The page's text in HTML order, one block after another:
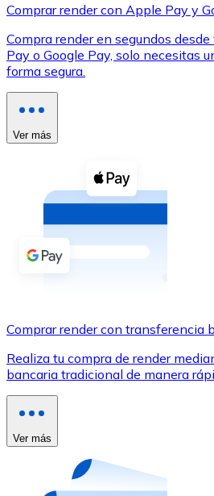
XRP
XRP
Ver todo
Compra criptomonedas con
Comprar con efectivo
Transferencia SEPA
Utiliza tarjetas Visa y
Comprar con tarjeta
Compra tarjetas regalo de
Comprar render con Apple Pay y
Compra render en segundos
Pay o Google Pay, solo necesitas
forma segura.
Ver más
Comprar render con transferencia
Realiza tu compra de render
bancaria tradicional de manera
Ver más